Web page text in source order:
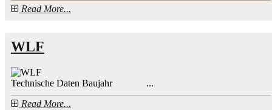
Read More...
WLF
Technische Daten Baujahr ...
Read More...